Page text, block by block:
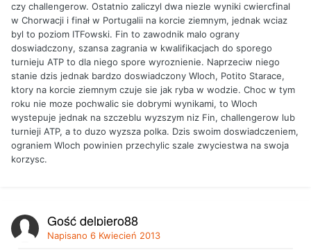
czy challengerow. Ostatnio zaliczyl dwa niezle wyniki cwiercfinal
w Chorwacji i finał w Portugalii na korcie ziemnym, jednak wciaz
byl to poziom ITFowski. Fin to zawodnik malo ograny
doswiadczony, szansa zagrania w kwalifikacjach do sporego
turnieju ATP to dla niego spore wyroznienie. Naprzeciw niego
stanie dzis jednak bardzo doswiadczony Wloch, Potito Starace,
ktory na korcie ziemnym czuje sie jak ryba w wodzie. Choc w tym
roku nie moze pochwalic sie dobrymi wynikami, to Wloch
wystepuje jednak na szczeblu wyzszym niz Fin, challengerow lub
turnieji ATP, a to duzo wyzsza polka. Dzis swoim doswiadczeniem,
ograniem Wloch powinien przechylic szale zwyciestwa na swoja
korzysc.
Gość delpiero88
Napisano 6 Kwiecień 2013